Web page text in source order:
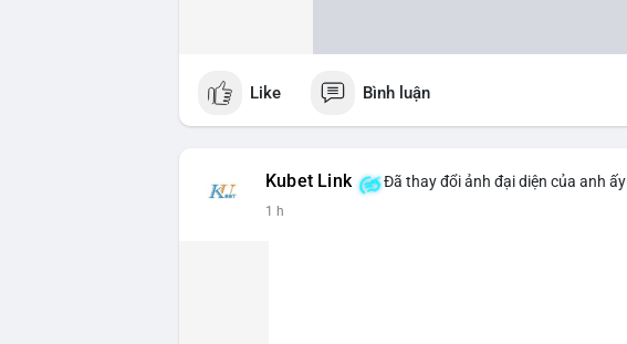
Like Bình luận
Kubet Link Đã thay đổi ảnh đại diện của anh ấy
1 h